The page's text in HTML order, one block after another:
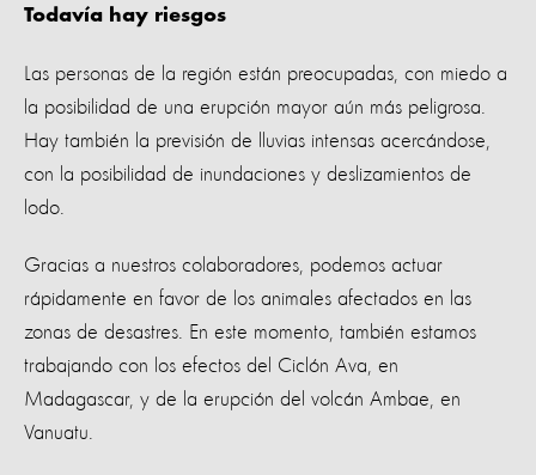
Todavía hay riesgos
Las personas de la región están preocupadas, con miedo a
la posibilidad de una erupción mayor aún más peligrosa.
Hay también la previsión de lluvias intensas acercándose,
con la posibilidad de inundaciones y deslizamientos de
lodo.
Gracias a nuestros colaboradores, podemos actuar
rápidamente en favor de los animales afectados en las
zonas de desastres. En este momento, también estamos
trabajando con los efectos del Ciclón Ava, en
Madagascar, y de la erupción del volcán Ambae, en
Vanuatu.